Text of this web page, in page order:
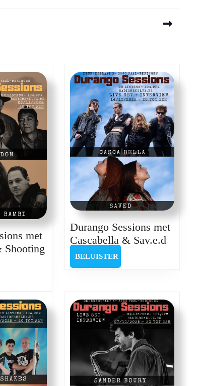
met
Shooting
Durango Sessions met
Cascabella & Sav.e.dDurango
Sav.e.d
BELUISTERBELUISTER